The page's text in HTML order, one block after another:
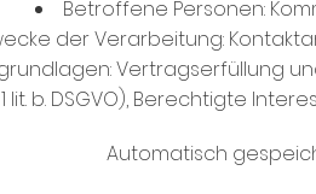
Betroffene Personen:
der Verarbeitung:
Vertragserfüllung
lit. b. DSGVO), Berechtigte
Automatisch